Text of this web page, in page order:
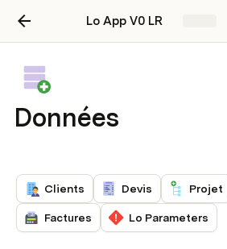
Lo App V0 LR
Données
Clients Devis Projet
Factures Lo Parameters